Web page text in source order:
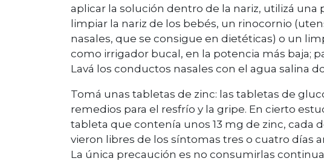
aplicar la solución dentro de la nariz, utilizá
limpiar la nariz de los bebés, un rinocornio
nasales, que se consigue en dietéticas) o un
como irrigador bucal, en la potencia más baja;
Lavá los conductos nasales con el agua salina
Tomá unas tabletas de zinc: las tabletas de
remedios para el resfrío y la gripe. En cierto
tableta que contenía unos 13 mg de zinc, cada
vieron libres de los síntomas tres o cuatro días
La única precaución es no consumirlas